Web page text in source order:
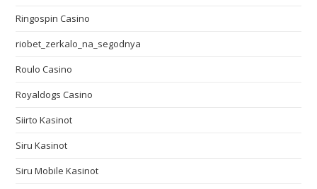
Ringospin Casino
riobet_zerkalo_na_segodnya
Roulo Casino
Royaldogs Casino
Siirto Kasinot
Siru Kasinot
Siru Mobile Kasinot